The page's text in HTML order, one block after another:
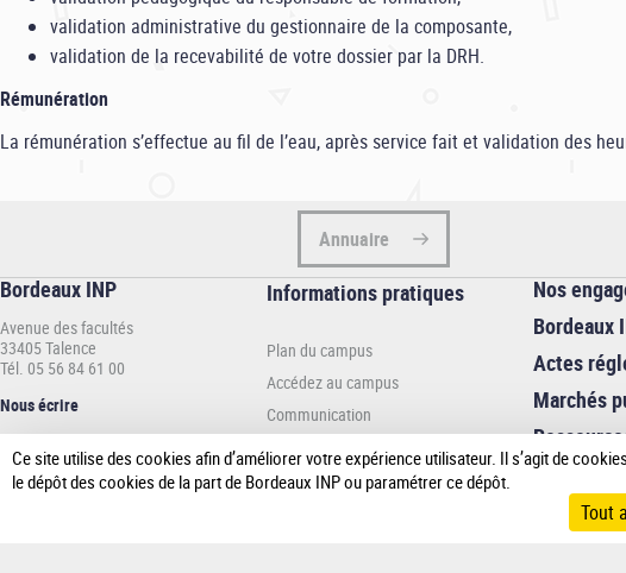
validation administrative du gestionnaire de la composante,
validation de la recevabilité de votre dossier par la DRH.
Rémunération
La rémunération s’effectue au fil de l’eau, après service fait et validation des
Annuaire
Bordeaux INP
Avenue des facultés
33405 Talence
Tél. 05 56 84 61 00
Nous écrire
Informations
INP
Informations pratiques
Plan du campus
Accédez au campus
Communication
Nos
Bordeaux
Actes
Marchés
Ce site utilise des cookies afin d’améliorer votre expérience utilisateur. Il s’agit de
le dépôt des cookies de la part de Bordeaux INP ou paramétrer ce dépôt.
Tout